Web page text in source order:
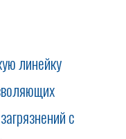
линейку
с